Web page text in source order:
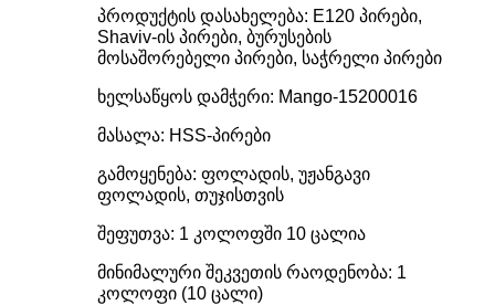
პროდუქტის დასახელება: E120 პირები,
Shaviv-ის პირები, ბურუსების
მოსაშორებელი პირები, საჭრელი პირები
ხელსაწყოს დამჭერი: Mango-15200016
მასალა: HSS-პირები
გამოყენება: ფოლადის, უჟანგავი
ფოლადის, თუჯისთვის
შეფუთვა: 1 კოლოფში 10 ცალია
მინიმალური შეკვეთის რაოდენობა: 1
კოლოფი (10 ცალი)